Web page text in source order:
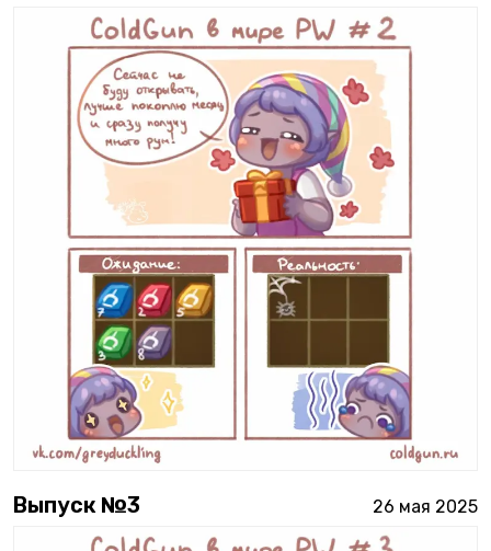
Выпуск №3 26 мая 2025